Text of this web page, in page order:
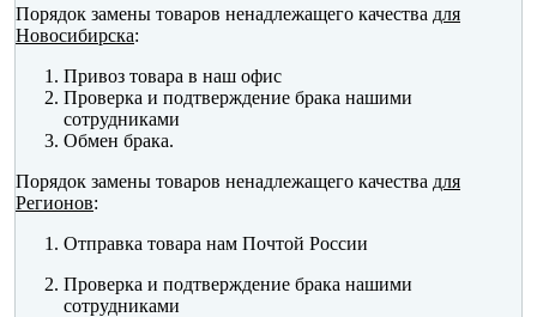
Порядок замены товаров ненадлежащего качества для
Новосибирска:
Привоз товара в наш офис
Проверка и подтверждение брака нашими
сотрудниками
Обмен брака.
Порядок замены товаров ненадлежащего качества для
Регионов:
Отправка товара нам Почтой России
Проверка и подтверждение брака нашими
сотрудниками